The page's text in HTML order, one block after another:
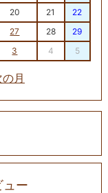
20 21
22
27 28
29
3 4 5
の月
ュー